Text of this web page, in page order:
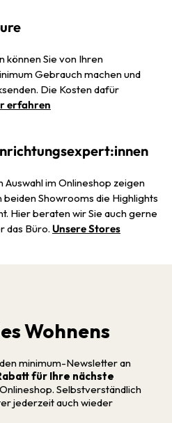
können Sie von Ihren
Gebrauch machen und
Die Kosten dafür
erfahren
im Onlineshop zeigen
beiden Showrooms die Highlights
Hier beraten wir Sie auch gerne
das Büro. Unsere Stores
Wohnens
minimum-Newsletter an
für Ihre nächste
Selbstverständlich
jederzeit auch wieder